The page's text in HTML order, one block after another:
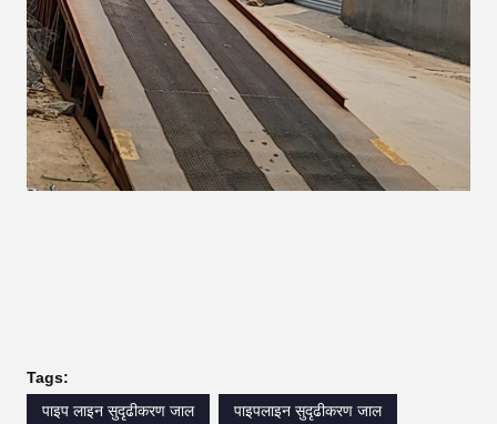
Tags:
पाइप लाइन सुदृढीकरण जाल
पाइपलाइन सुदृढीकरण जाल